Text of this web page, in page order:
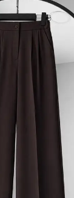
kabul
Kayıt Ol
ve tanıtım ile
okuduğunuzu ve